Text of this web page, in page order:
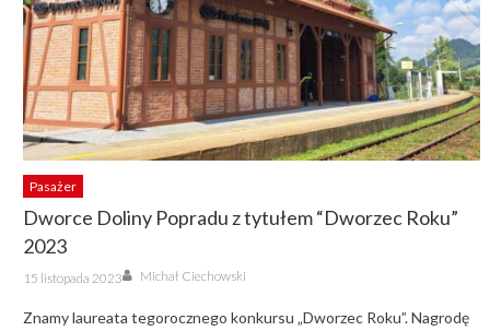
Pasażer
Dworce Doliny Popradu z tytułem “Dworzec Roku”
2023
Posted
on
15 listopada 2023 Author
Michał Ciechowski
Znamy laureata tegorocznego konkursu „Dworzec Roku”. Nagrodę